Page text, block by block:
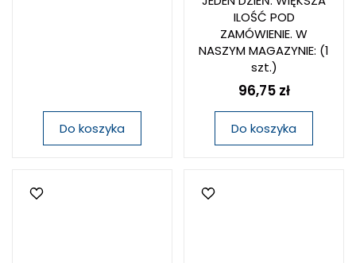
Do koszyka
ILOŚĆ POD
ZAMÓWIENIE. W
NASZYM MAGAZYNIE: (1
szt.)
96,75 zł
Do koszyka